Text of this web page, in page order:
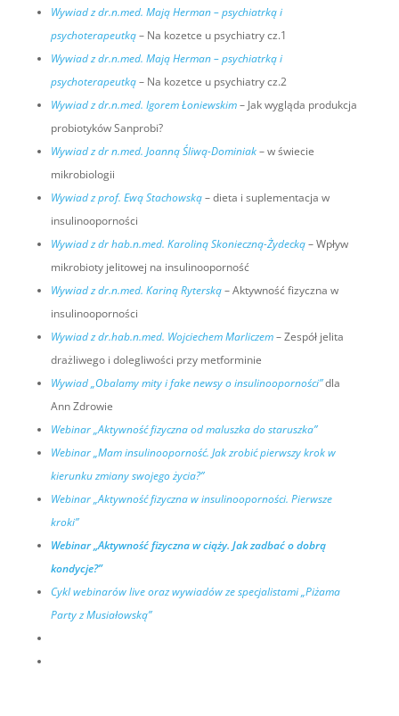
Wywiad z dr.n.med. Mają Herman – psychiatrką i
psychoterapeutką– Na kozetce u psychiatry cz.1
Wywiad z dr.n.med. Mają Herman – psychiatrką i
psychoterapeutką– Na kozetce u psychiatry cz.2
Wywiad z dr.n.med. Igorem Łoniewskim– Jak wygląda produkcja
probiotyków Sanprobi?
Wywiad z dr n.med. Joanną Śliwą-Dominiak– w świecie
mikrobiologii
Wywiad z prof. Ewą Stachowską– dieta i suplementacja w
insulinooporności
Wywiad z dr hab.n.med. Karoliną Skonieczną-Żydecką– Wpływ
mikrobioty jelitowej na insulinooporność
Wywiad z dr.n.med. Kariną Ryterską– Aktywność fizyczna w
insulinooporności
Wywiad z dr.hab.n.med. Wojciechem Marliczem– Zespół jelita
drażliwego i dolegliwości przy metforminie
Wywiad „Obalamy mity i fake newsy o insulinooporności”dla
Ann Zdrowie
Webinar „Aktywność fizyczna od maluszka do staruszka”
Webinar „Mam insulinooporność. Jak zrobić pierwszy krok w
kierunku zmiany swojego życia?”
Webinar „Aktywność fizyczna w insulinooporności. Pierwsze
kroki”
Webinar „Aktywność fizyczna w ciąży. Jak zadbać o dobrą
kondycje?”
Cykl webinarów live oraz wywiadów ze specjalistami „Piżama
Party z Musiałowską”